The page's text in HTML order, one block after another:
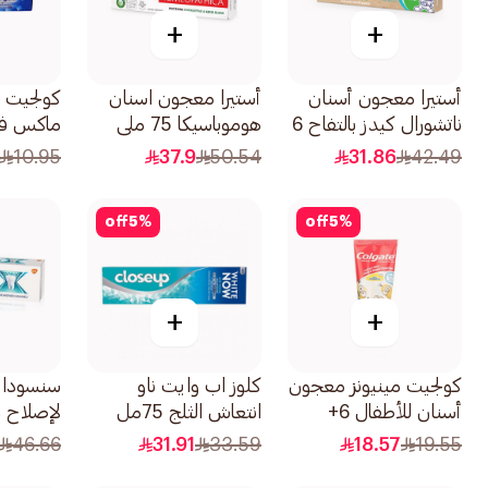
+
أستيرا معجون أسنان
ناتشورال كيدز بالتفاح 6
سنوات فما فوق 50مل
42.49
31.86
+
أستيرا معجون اسنان
هوموباسيكا 75 ملي
50.54
37.9
ماكس
مينت 125مل
10.95
5%
off
+
كولجيت مينيونز معجون
أسنان للأطفال 6+
سنوات 50مل
19.55
18.57
5%
off
+
كلوز اب وايت ناو
انتعاش الثلج 75مل
33.59
31.91
لإصلاح
انتعاش
46.66